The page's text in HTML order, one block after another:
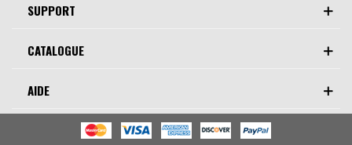
AIDE
CATALOGUE
SUPPORT